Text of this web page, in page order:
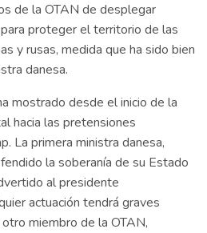
de la OTAN de desplegar
proteger el territorio de las
y rusas, medida que ha sido bien
danesa.
mostrado desde el inicio de la
hacia las pretensiones
La primera ministra danesa,
la soberanía de su Estado
al presidente
actuación tendrá graves
miembro de la OTAN,